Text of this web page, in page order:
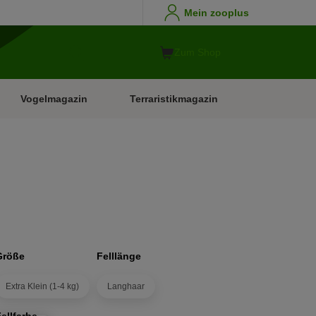
Mein zooplus
Vogelmagazin Terraristikmagazin
Extra Klein (1-4 kg)
Felllänge
Langhaar